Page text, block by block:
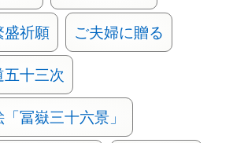
盛祈願 ご夫婦に贈る
十三次
冨嶽三十六景」